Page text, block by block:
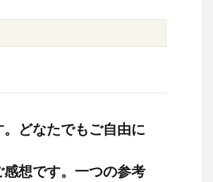
どなたでもご自由に
想です。一つの参考